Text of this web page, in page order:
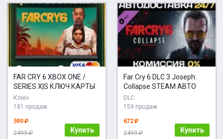
FAR CRY 6 XBOX ONE /
SERIES X|S КЛЮЧ КАРТЫ
Ключ
181 продаж
590 ₽
2499 ₽
Купить
Far Cry 6 DLC 3 Joseph:
Collapse STEAM АВТО
DLC
159 продаж
672 ₽
2499 ₽
Купить